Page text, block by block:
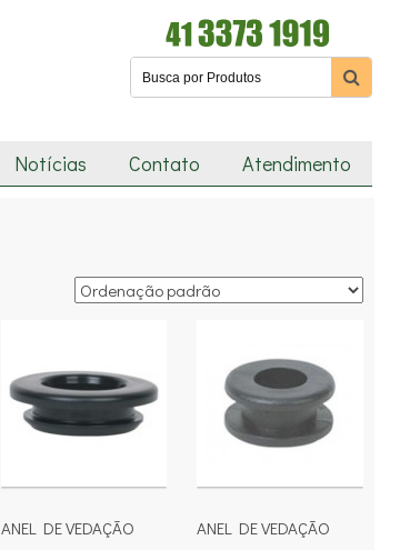
Notícias Contato Atendimento
ANEL DE VEDAÇÃO
ANEL DE VEDAÇÃO